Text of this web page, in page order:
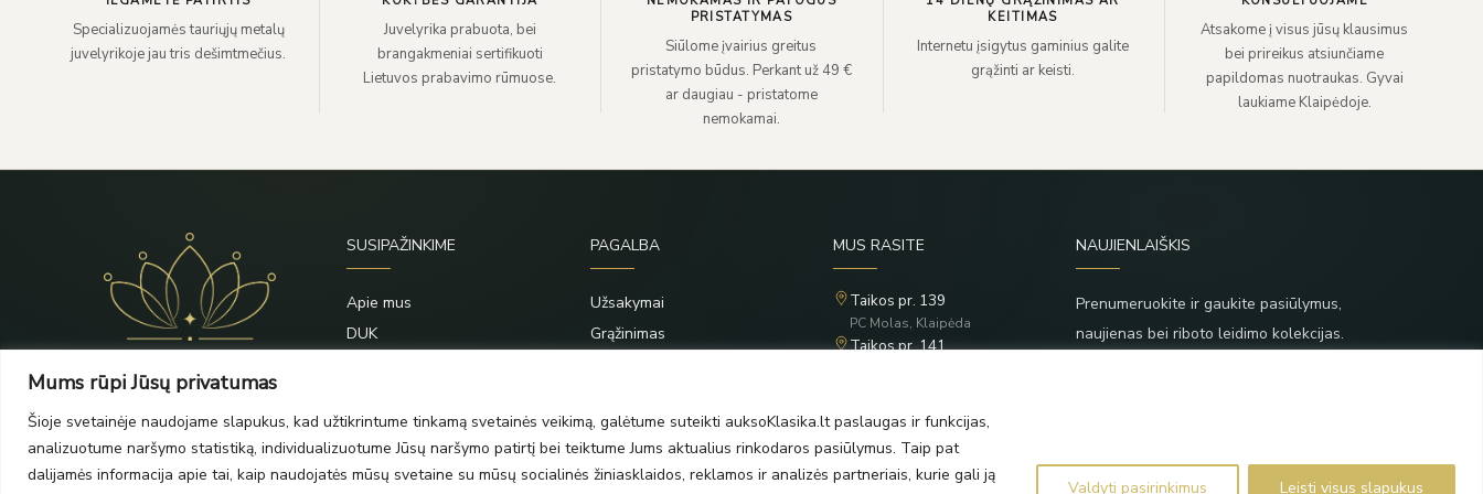
Mums rūpi Jūsų privatumas
Šioje svetainėje naudojame slapukus, kad užtikrintume tinkamą svetainės veikimą, galėtume suteikti auksoKlasika.lt paslaugas ir funkcijas,
analizuotume naršymo statistiką, individualizuotume Jūsų naršymo patirtį bei teiktume Jums aktualius rinkodaros pasiūlymus. Taip pat
dalijamės informacija apie tai, kaip naudojatės mūsų svetaine su mūsų socialinės žiniasklaidos, reklamos ir analizės partneriais, kurie gali ją
Valdyti pasirinkimus Leisti visus slapukus
Specializuojamės tauriųjų metalų
juvelyrikoje jau tris dešimtmečius.
Juvelyrika prabuota, bei
brangakmeniai sertifikuoti
Lietuvos prabavimo rūmuose.
PRISTATYMAS
Siūlome įvairius greitus
pristatymo būdus. Perkant už 49 €
ar daugiau - pristatome
nemokamai.
KEITIMAS
Internetu įsigytus gaminius galite
grąžinti ar keisti.
Atsakome į visus jūsų klausimus
bei prireikus atsiunčiame
papildomas nuotraukas. Gyvai
laukiame Klaipėdoje.
SUSIPAŽINKIME
Apie mus
DUK
Kontaktai
PAGALBA
Užsakymai
Grąžinimas
MUS RASITE
Taikos pr. 139
PC Molas, Klaipėda
Taikos pr. 141
PC Banginis, Klaipėda
NAUJIENLAIŠKIS
Prenumeruokite ir gaukite pasiūlymus,
naujienas bei riboto leidimo kolekcijas.